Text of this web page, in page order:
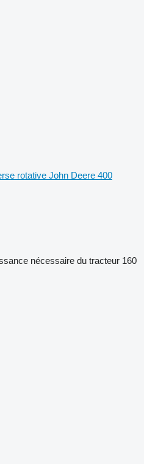
rotative John Deere 400
nécessaire du tracteur 160